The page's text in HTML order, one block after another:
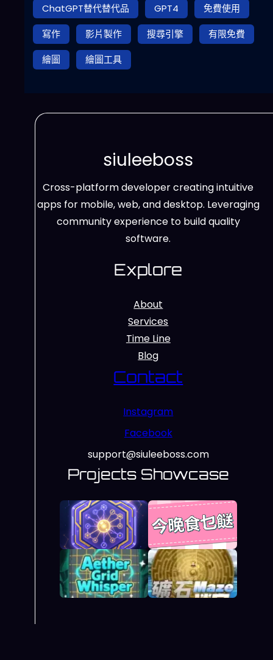
ChatGPT替代替代品 GPT4
免費使用
寫作
影片製作 搜尋引擎
有限免費
繪圖
繪圖工具
siuleeboss
Cross-platform developer creating intuitive
apps for mobile, web, and desktop. Leveraging
community experience to build quality
software.
Explore
About
Services
Time Line
Blog
Contact
Instagram
Facebook
support@siuleeboss.com
Projects Showcase